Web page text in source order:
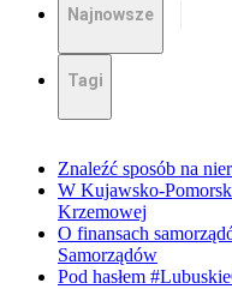
Najnowsze
Tagi
Znaleźć sposób na
W Kujawsko-
Krzemowej
O finansach
Samorządów
Pod hasłem